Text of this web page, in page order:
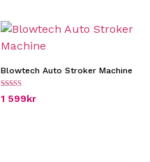
Blowtech Auto Stroker Machine
Betygsatt
4.00
1 599kr